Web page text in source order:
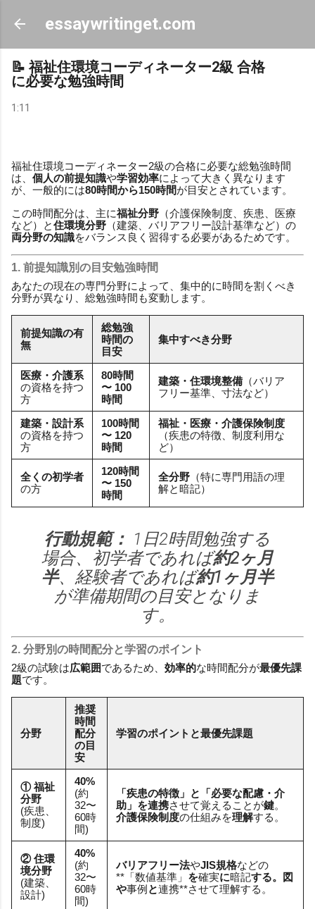
スキップしてメイン コンテンツに移動
essaywritinget.com
📝 福祉住環境コーディネーター2級 合格
に必要な勉強時間
1:11
福祉住環境コーディネーター2級の合格に必要な総勉強時間
は、 個人の前提知識や学習効率によって大きく異なります
が、一般的には80時間から150時間が目安とされています。
この時間配分は、主に福祉分野 （介護保険制度、疾患、医療
など）と住環境分野 （建築、バリアフリー設計基準など）の
両分野の知識をバランス良く習得する必要があるためです。
1. 前提知識別の 目安勉強時間
あなたの現在の専門分野によって、集中的に時間を割くべき
分野が異なり、総勉強時間も変動します。
前提知識の有
無
総勉強
時間の
目安
集中すべき分野
医療・介護系
の資格を持つ
方
80時間
〜 100
時間
建築・住環境整備 （バリア
フリー基準、寸法など）
建築・設計系
の資格を持つ
方
100時間
〜 120
時間
福祉・医療・介護保険制度
（疾患の特徴、制度利用な
ど）
全くの初学者
の方
120時間
〜 150
時間
全分野 （特に専門用語の理
解と暗記）
行動規範： 1日2時間勉強する
場合、初学者であれば約2ヶ月
半、経験者であれば約1ヶ月半
が準備期間の目安となりま
す。
2. 分野別の時間配分と学習のポイント
2級の試験は広範囲であるため、 効率的な時間配分が最優先課
題です。
分野
推奨
時間
配分
の目
安
学習のポイントと最優先課題
① 福祉
分野
(疾患、
制度)
40%
(約
32〜
60時
間)
「疾患の特徴」 と
「必要な配慮・介
助」 を連携させて覚えることが鍵。
介護保険制度の仕組みを理解する。
② 住環
境分野
(建築、
設計)
40%
(約
32〜
60時
間)
バリアフリー法やJIS規格などの
**「数値基準」 を確実に暗記する。
図
や事例と連携**させて理解する。